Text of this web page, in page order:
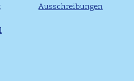
Ausschreibungen